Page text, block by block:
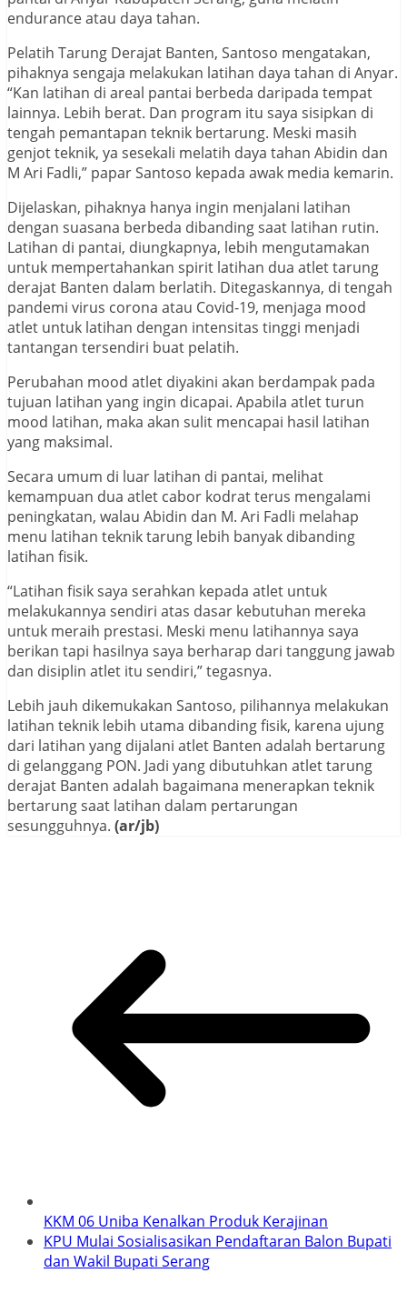
endurance atau daya tahan.
Pelatih Tarung Derajat Banten, Santoso mengatakan,
pihaknya sengaja melakukan latihan daya tahan di Anyar.
“Kan latihan di areal pantai berbeda daripada tempat
lainnya. Lebih berat. Dan program itu saya sisipkan di
tengah pemantapan teknik bertarung. Meski masih
genjot teknik, ya sesekali melatih daya tahan Abidin dan
M Ari Fadli,” papar Santoso kepada awak media kemarin.
Dijelaskan, pihaknya hanya ingin menjalani latihan
dengan suasana berbeda dibanding saat latihan rutin.
Latihan di pantai, diungkapnya, lebih mengutamakan
untuk mempertahankan spirit latihan dua atlet tarung
derajat Banten dalam berlatih. Ditegaskannya, di tengah
pandemi virus corona atau Covid-19, menjaga mood
atlet untuk latihan dengan intensitas tinggi menjadi
tantangan tersendiri buat pelatih.
Perubahan mood atlet diyakini akan berdampak pada
tujuan latihan yang ingin dicapai. Apabila atlet turun
mood latihan, maka akan sulit mencapai hasil latihan
yang maksimal.
Secara umum di luar latihan di pantai, melihat
kemampuan dua atlet cabor kodrat terus mengalami
peningkatan, walau Abidin dan M. Ari Fadli melahap
menu latihan teknik tarung lebih banyak dibanding
latihan fisik.
“Latihan fisik saya serahkan kepada atlet untuk
melakukannya sendiri atas dasar kebutuhan mereka
untuk meraih prestasi. Meski menu latihannya saya
berikan tapi hasilnya saya berharap dari tanggung jawab
dan disiplin atlet itu sendiri,” tegasnya.
Lebih jauh dikemukakan Santoso, pilihannya melakukan
latihan teknik lebih utama dibanding fisik, karena ujung
dari latihan yang dijalani atlet Banten adalah bertarung
di gelanggang PON. Jadi yang dibutuhkan atlet tarung
derajat Banten adalah bagaimana menerapkan teknik
bertarung saat latihan dalam pertarungan
sesungguhnya. (ar/jb)
KKM 06 Uniba Kenalkan Produk Kerajinan
KPU Mulai Sosialisasikan Pendaftaran Balon Bupati
dan Wakil Bupati Serang